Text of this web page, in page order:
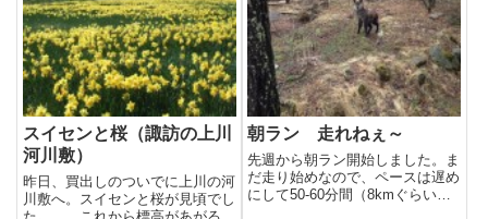
スイセンと桜（諏訪の上川
河川敷）
昨日、買出しのついでに上川の河
川敷へ。スイセンと桜が見頃でし
朝ラン 走れねぇ～
先週から朝ラン開始しました。ま
だ走り始めなので、ペースは遅め
にして50-60分間（8kmぐらい）